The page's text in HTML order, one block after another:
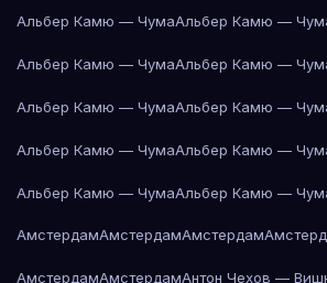
Альбер Камю — ЧумаАльбер Камю —
Альбер Камю — ЧумаАльбер Камю —
Альбер Камю — ЧумаАльбер Камю —
Альбер Камю — ЧумаАльбер Камю —
Альбер Камю — ЧумаАльбер Камю —
АмстердамАмстердамАмстердам
АмстердамАмстердамАнтон Чехов —